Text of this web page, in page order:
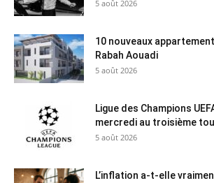
5 août 2026
10 nouveaux
Rabah Aouadi
5 août 2026
Ligue des Champions
mercredi au troisième
5 août 2026
L’inflation a-t-elle